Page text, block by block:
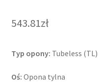
543.81zł
Typ opony: Tubeless (TL)
Oś: Opona tylna